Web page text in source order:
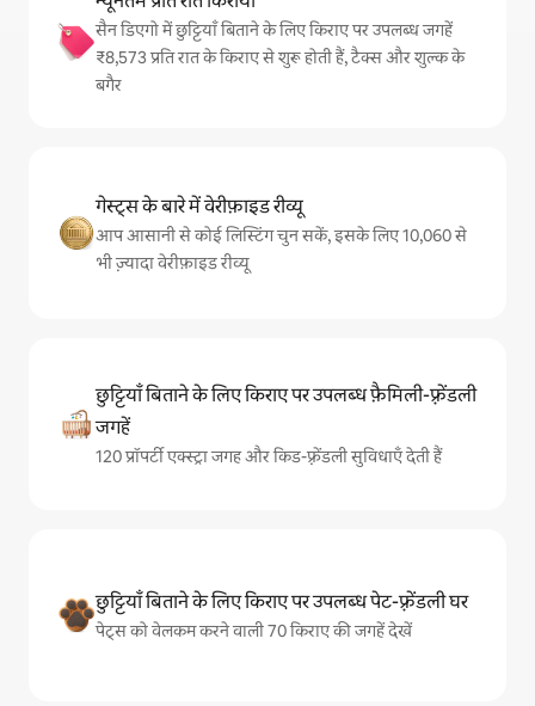
सैन डिएगो में छुट्टियाँ बिताने के लिए किराए पर उपलब्ध जगहें
₹8,573 प्रति रात के किराए से शुरू होती हैं, टैक्स और शुल्क के
बगैर
गेस्ट्स के बारे में वेरीफ़ाइड रीव्यू
आप आसानी से कोई लिस्टिंग चुन सकें, इसके लिए 10,060 से
भी ज़्यादा वेरीफ़ाइड रीव्यू
छुट्टियाँ बिताने के लिए किराए पर उपलब्ध फ़ैमिली-फ़्रेंडली
जगहें
120 प्रॉपर्टी एक्स्ट्रा जगह और किड-फ़्रेंडली सुविधाएँ देती हैं
छुट्टियाँ बिताने के लिए किराए पर उपलब्ध पेट-फ़्रेंडली घर
पेट्स को वेलकम करने वाली 70 किराए की जगहें देखें